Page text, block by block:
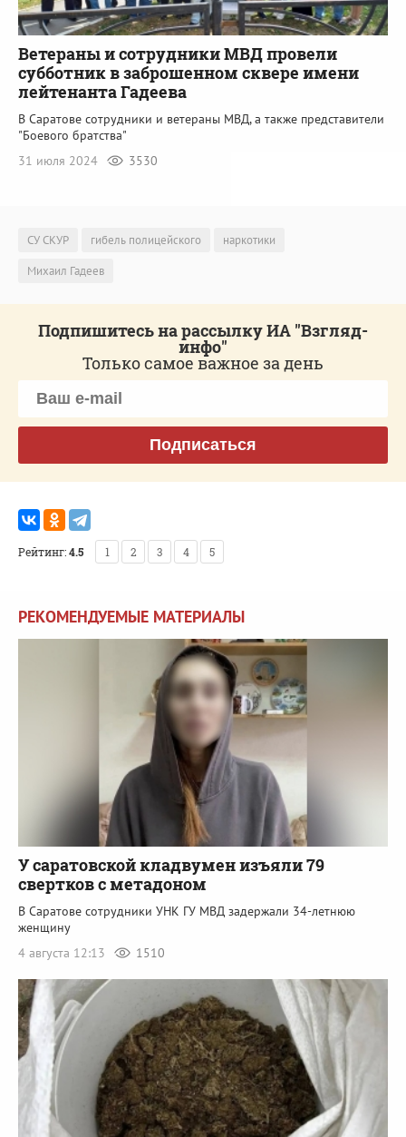
Ветераны и сотрудники МВД провели
субботник в заброшенном сквере имени
лейтенанта Гадеева
В Саратове сотрудники и ветераны МВД, а также представители
"Боевого братства"
31 июля 2024
3530
СУ СКУР гибель полицейского
наркотики
Михаил Гадеев
Подпишитесь на рассылку ИА "Взгляд-
инфо"
Только самое важное за день
Подписаться
Рейтинг:4.5 1 2 3 4 5
РЕКОМЕНДУЕМЫЕ МАТЕРИАЛЫ
У саратовской кладвумен изъяли 79
свертков с метадоном
В Саратове сотрудники УНК ГУ МВД задержали 34-летнюю
женщину
4 августа 12:13
1510